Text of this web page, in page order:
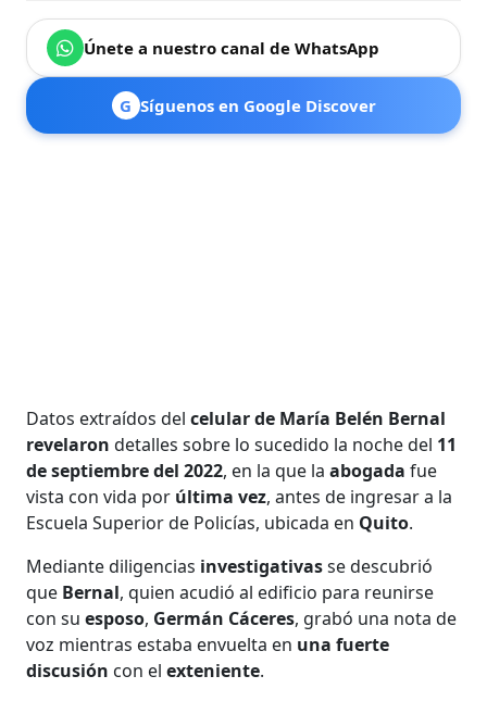
Únete a nuestro canal de WhatsApp
G Síguenos en Google Discover
Datos extraídos delcelular de María Belén Bernal
revelaron detalles sobre lo sucedido la noche del 11
de septiembre del 2022, en la que laabogadafue
vista con vida por última vez, antes de ingresar a la
Escuela Superior de Policías, ubicada en Quito.
Mediante diligencias investigativasse descubrió
que Bernal, quien acudió al edificio para reunirse
con suesposo, Germán Cáceres, grabó una nota de
voz mientras estaba envuelta en una fuerte
discusión con elexteniente.